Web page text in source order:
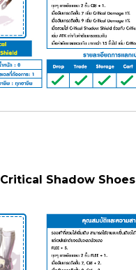
Critical Shadow Shoes